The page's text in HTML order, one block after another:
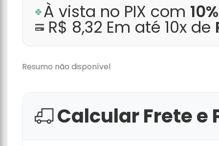
À vista no PIX com
R$ 8,32 Em até 10x de
Resumo não disponível
Calcular Frete e